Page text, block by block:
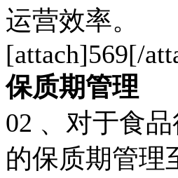
运营效率。
[attach]569[/
保质期管理
02 、对于食
的保质期管理